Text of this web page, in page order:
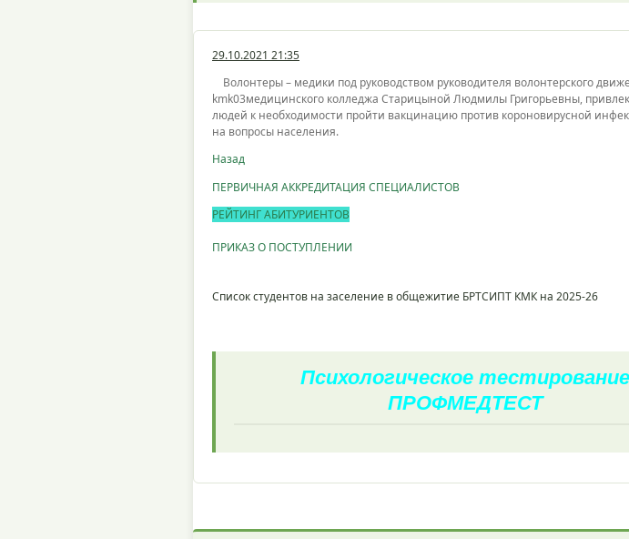
29.10.2021 21:35
Волонтеры – медики под руководством руководителя волонтерского
kmk03медицинского колледжа Старицыной Людмилы Григорьевны,
людей к необходимости пройти вакцинацию против короновирусной
на вопросы населения.
Назад
ПЕРВИЧНАЯ АККРЕДИТАЦИЯ СПЕЦИАЛИСТОВ
РЕЙТИНГ АБИТУРИЕНТОВ
ПРИКАЗ О ПОСТУПЛЕНИИ
Список студентов на заселение в общежитие БРТСИПТ КМК на 2025-26
Психологическое тестирование
ПРОФМЕДТЕСТ